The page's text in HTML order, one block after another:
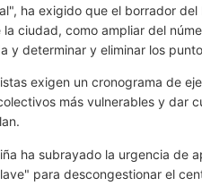
ha exigido que el borrador
ciudad, como ampliar del
y determinar y eliminar los
exigen un cronograma de
más vulnerables y dar
ha subrayado la urgencia de
para descongestionar el